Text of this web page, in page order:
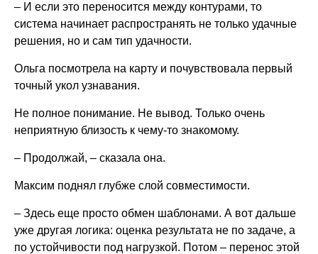
– И если это переносится между контурами, то
система начинает распространять не только удачные
решения, но и сам тип удачности.
Ольга посмотрела на карту и почувствовала первый
точный укол узнавания.
Не полное понимание. Не вывод. Только очень
неприятную близость к чему-то знакомому.
– Продолжай, – сказала она.
Максим поднял глубже слой совместимости.
– Здесь еще просто обмен шаблонами. А вот дальше
уже другая логика: оценка результата не по задаче, а
по устойчивости под нагрузкой. Потом – перенос этой